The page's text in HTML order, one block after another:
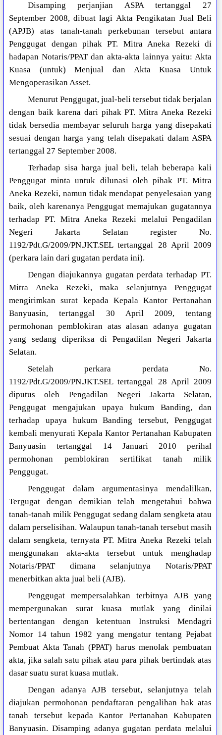
Disamping perjanjian ASPA tertanggal 27
September 2008, dibuat lagi Akta Pengikatan Jual Beli
(APJB) atas tanah-tanah perkebunan tersebut antara
Penggugat dengan pihak PT. Mitra Aneka Rezeki di
hadapan Notaris/PPAT dan akta-akta lainnya yaitu: Akta
Kuasa (untuk) Menjual dan Akta Kuasa Untuk
Mengoperasikan Asset.
Menurut Penggugat, jual-beli tersebut tidak berjalan
dengan baik karena dari pihak PT. Mitra Aneka Rezeki
tidak bersedia membayar seluruh harga yang disepakati
sesuai dengan harga yang telah disepakati dalam ASPA
tertanggal 27 September 2008.
Terhadap sisa harga jual beli, telah beberapa kali
Penggugat minta untuk dilunasi oleh pihak PT. Mitra
Aneka Rezeki, namun tidak mendapat penyelesaian yang
baik, oleh karenanya Penggugat memajukan gugatannya
terhadap PT. Mitra Aneka Rezeki melalui Pengadilan
Negeri Jakarta Selatan register No.
1192/Pdt.G/2009/PN.JKT.SEL tertanggal 28 April 2009
(perkara lain dari gugatan perdata ini).
Dengan diajukannya gugatan perdata terhadap PT.
Mitra Aneka Rezeki, maka selanjutnya Penggugat
mengirimkan surat kepada Kepala Kantor Pertanahan
Banyuasin, tertanggal 30 April 2009, tentang
permohonan pemblokiran atas alasan adanya gugatan
yang sedang diperiksa di Pengadilan Negeri Jakarta
Selatan.
Setelah perkara perdata No.
1192/Pdt.G/2009/PN.JKT.SEL tertanggal 28 April 2009
diputus oleh Pengadilan Negeri Jakarta Selatan,
Penggugat mengajukan upaya hukum Banding, dan
terhadap upaya hukum Banding tersebut, Penggugat
kembali menyurati Kepala Kantor Pertanahan Kabupaten
Banyuasin tertanggal 14 Januari 2010 perihal
permohonan pemblokiran sertifikat tanah milik
Penggugat.
Penggugat dalam argumentasinya mendalilkan,
Tergugat dengan demikian telah mengetahui bahwa
tanah-tanah milik Penggugat sedang dalam sengketa atau
dalam perselisihan. Walaupun tanah-tanah tersebut masih
dalam sengketa, ternyata PT. Mitra Aneka Rezeki telah
menggunakan akta-akta tersebut untuk menghadap
Notaris/PPAT dimana selanjutnya Notaris/PPAT
menerbitkan akta jual beli (AJB).
Penggugat mempersalahkan terbitnya AJB yang
mempergunakan surat kuasa mutlak yang dinilai
bertentangan dengan ketentuan Instruksi Mendagri
Nomor 14 tahun 1982 yang mengatur tentang Pejabat
Pembuat Akta Tanah (PPAT) harus menolak pembuatan
akta, jika salah satu pihak atau para pihak bertindak atas
dasar suatu surat kuasa mutlak.
Dengan adanya AJB tersebut, selanjutnya telah
diajukan permohonan pendaftaran pengalihan hak atas
tanah tersebut kepada Kantor Pertanahan Kabupaten
Banyuasin. Disamping adanya gugatan perdata melalui